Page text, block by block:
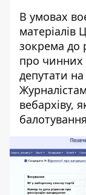
В умовах
матеріалів
зокрема до
про чинних
депутати
вебархіву,